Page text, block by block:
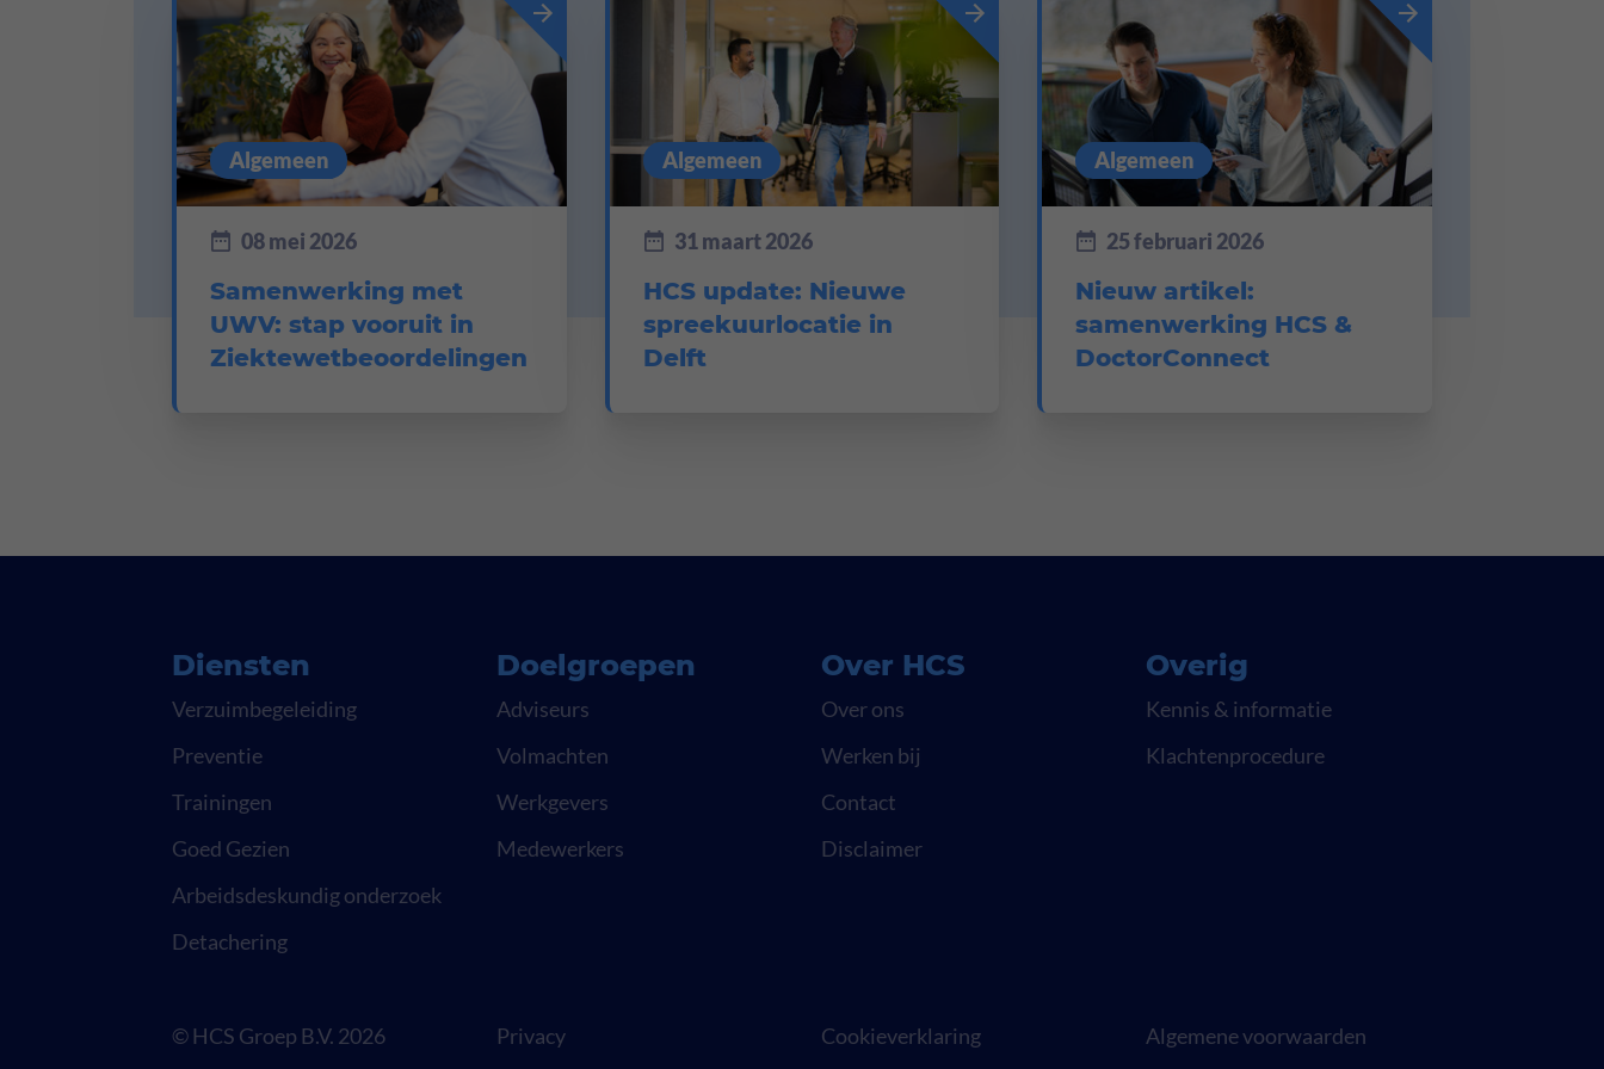
Algemeen
08 mei 2026
Samenwerking met
UWV: stap vooruit in
Ziektewetbeoordelingen
Algemeen
31 maart 2026
HCS update: Nieuwe
spreekuurlocatie in
Delft
Algemeen
25 februari 2026
Nieuw artikel:
samenwerking HCS &
DoctorConnect
Diensten
Verzuimbegeleiding
Preventie
Trainingen
Goed Gezien
Arbeidsdeskundig onderzoek
Detachering
Doelgroepen
Adviseurs
Volmachten
Werkgevers
Medewerkers
Over HCS
Over ons
Werken bij
Contact
Disclaimer
Overig
Kennis & informatie
Klachtenprocedure
© HCS Groep B.V. 2026 Privacy Cookieverklaring Algemene voorwaarden